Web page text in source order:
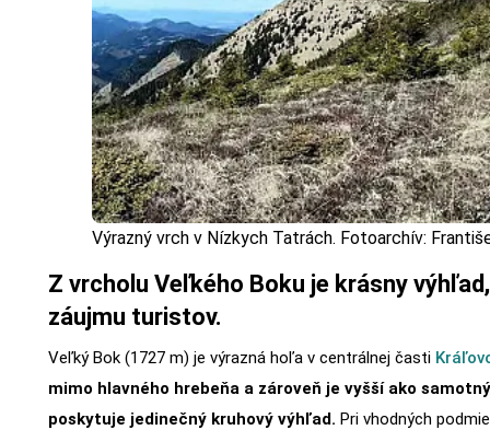
Výrazný vrch v Nízkych Tatrách. Fotoarchív:
Z vrcholu Veľkého Boku je krásny
záujmu turistov.
Veľký Bok (1727 m) je výrazná hoľa v centrálnej časti
mimo hlavného hrebeňa a zároveň je vyšší ako
poskytuje jedinečný kruhový výhľad. Pri vhodných